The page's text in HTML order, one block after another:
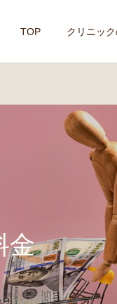
TOP クリニッ
金